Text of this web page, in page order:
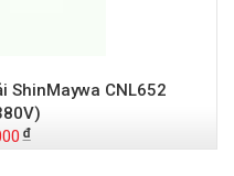
ShinMaywa CNL652